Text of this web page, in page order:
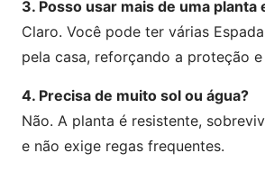
3. Posso usar mais de uma planta
Claro. Você pode ter várias
pela casa, reforçando a proteção
4. Precisa de muito sol ou água?
Não. A planta é resistente,
e não exige regas frequentes.